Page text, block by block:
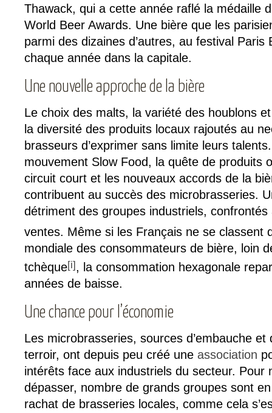
Thawack, qui a cette année raflé la médaille
World Beer Awards. Une bière que les
parmi des dizaines d’autres, au festival Paris
chaque année dans la capitale.
Une nouvelle approche de la bière
Le choix des malts, la variété des houblons
la diversité des produits locaux rajoutés au
brasseurs d’exprimer sans limite leurs
mouvement Slow Food, la quête de produits
circuit court et les nouveaux accords de la
contribuent au succès des microbrasseries.
détriment des groupes industriels,
ventes. Même si les Français ne se classent
mondiale des consommateurs de bière, loin
tchèque[i], la consommation hexagonale
années de baisse.
Une chance pour l’économie
Les microbrasseries, sources d’embauche
terroir, ont depuis peu créé une association
intérêts face aux industriels du secteur. Pour
dépasser, nombre de grands groupes sont
rachat de brasseries locales, comme cela